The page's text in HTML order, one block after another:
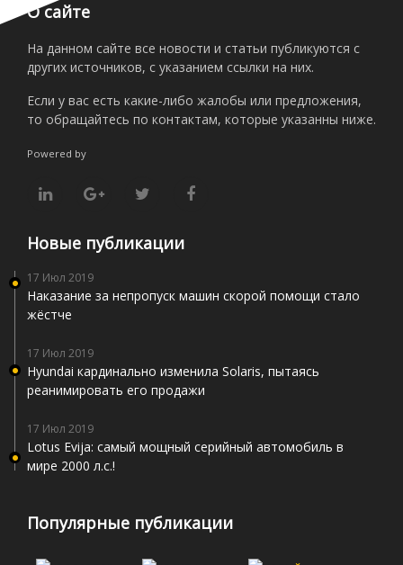
О сайте
На данном сайте все новости и статьи публикуются с
других источников, с указанием ссылки на них.
Если у вас есть какие-либо жалобы или предложения,
то обращайтесь по контактам, которые указанны ниже.
Powered by
Новые публикации
17 Июл 2019
Наказание за непропуск машин скорой помощи стало
жёстче
17 Июл 2019
Hyundai кардинально изменила Solaris, пытаясь
реанимировать его продажи
17 Июл 2019
Lotus Evija: самый мощный серийный автомобиль в
мире 2000 л.с.!
Популярные публикации